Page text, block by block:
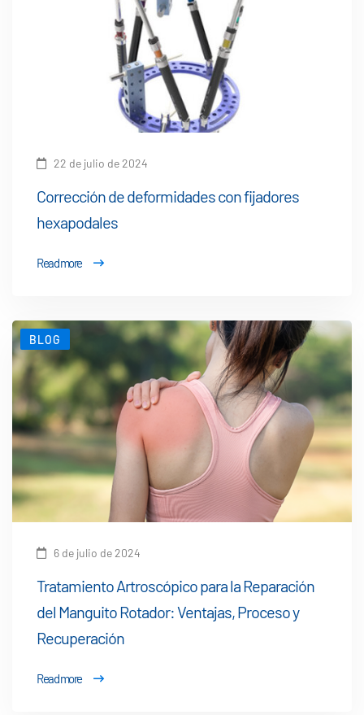
22 de julio de 2024
Corrección de deformidades con fijadores
hexapodales
Read more
BLOG
6 de julio de 2024
Tratamiento Artroscópico para la Reparación
del Manguito Rotador: Ventajas, Proceso y
Recuperación
Read more